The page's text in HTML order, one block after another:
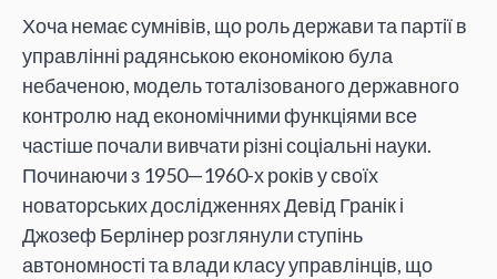
Хоча немає сумнівів, що роль держави та партії в
управлінні радянською економікою була
небаченою, модель тоталізованого державного
контролю над економічними функціями все
частіше почали вивчати різні соціальні науки.
Починаючи з 1950—1960-х років у своїх
новаторських дослідженнях Девід Гранік і
Джозеф Берлінер розглянули ступінь
автономності та влади класу управлінців, що